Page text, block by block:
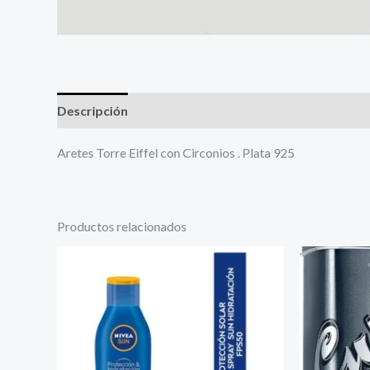
Descripción
Aretes Torre Eiffel con Circonios . Plata 925
Productos relacionados